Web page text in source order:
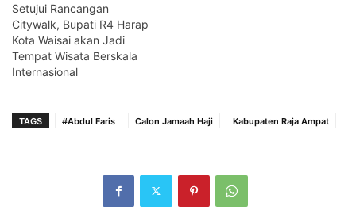
Setujui Rancangan
Citywalk, Bupati R4 Harap
Kota Waisai akan Jadi
Tempat Wisata Berskala
Internasional
TAGS #Abdul Faris Calon Jamaah Haji Kabupaten Raja Ampat